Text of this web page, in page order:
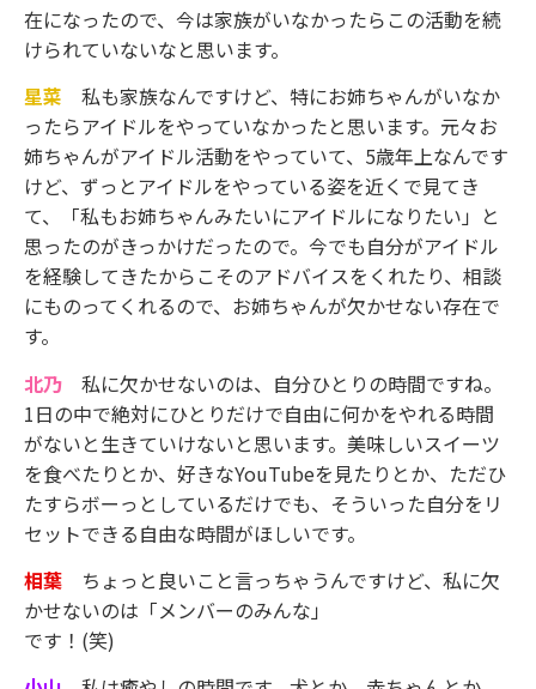
在になったので、今は家族がいなかったらこの活動を続
けられていないなと思います。
星菜 私も家族なんですけど、特にお姉ちゃんがいなか
ったらアイドルをやっていなかったと思います。元々お
姉ちゃんがアイドル活動をやっていて、5歳年上なんです
けど、ずっとアイドルをやっている姿を近くで見てき
て、「私もお姉ちゃんみたいにアイドルになりたい」と
思ったのがきっかけだったので。今でも自分がアイドル
を経験してきたからこそのアドバイスをくれたり、相談
にものってくれるので、お姉ちゃんが欠かせない存在で
す。
北乃 私に欠かせないのは、自分ひとりの時間ですね。
1日の中で絶対にひとりだけで自由に何かをやれる時間
がないと生きていけないと思います。美味しいスイーツ
を食べたりとか、好きなYouTubeを見たりとか、ただひ
たすらボーっとしているだけでも、そういった自分をリ
セットできる自由な時間がほしいです。
相葉 ちょっと良いこと言っちゃうんですけど、私に欠
かせないのは「メンバーのみんな」
です！(笑)